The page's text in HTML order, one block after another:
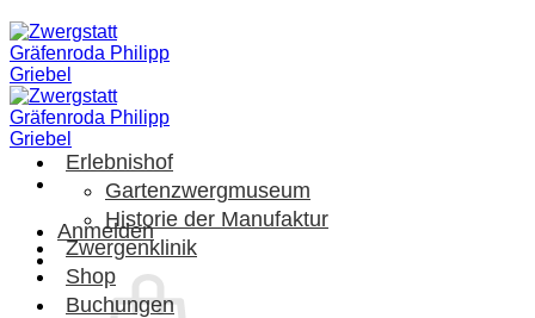
Zum
Inhalt
springen
Anmelden
Erlebnishof
Gartenzwergmuseum
Historie der Manufaktur
Zwergenklinik
Shop
Buchungen